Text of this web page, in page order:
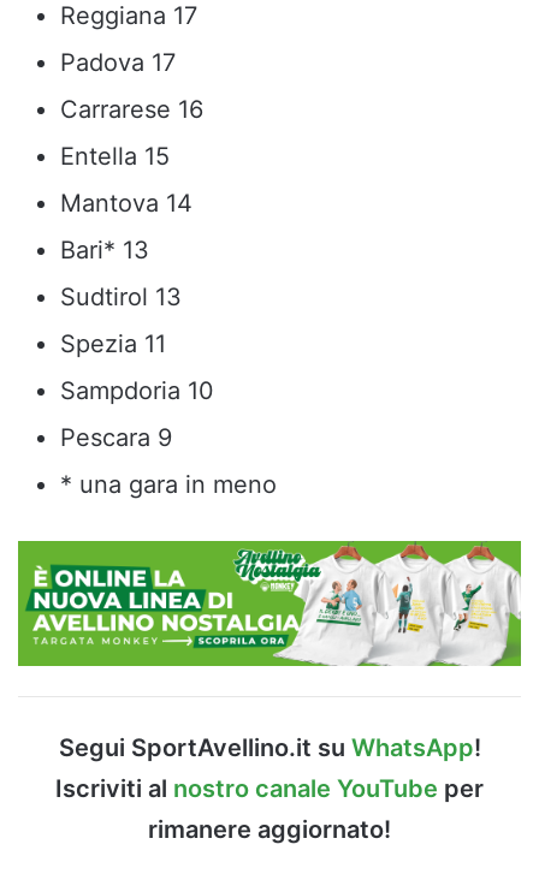
Reggiana 17
Padova 17
Carrarese 16
Entella 15
Mantova 14
Bari* 13
Sudtirol 13
Spezia 11
Sampdoria 10
Pescara 9
* una gara in meno
Segui SportAvellino.it su WhatsApp!
Iscriviti al nostro canale YouTube per
rimanere aggiornato!